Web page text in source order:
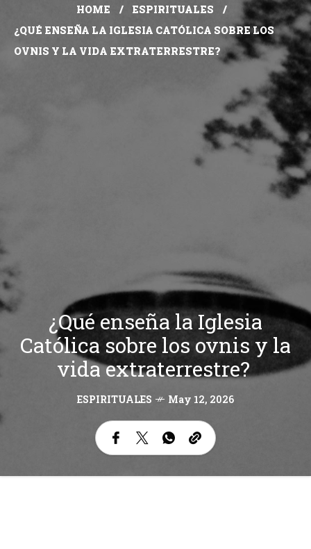
HOME
ESPIRITUALES
¿QUÉ ENSEÑA LA IGLESIA CATÓLICA SOBRE LOS
OVNIS Y LA VIDA EXTRATERRESTRE?
¿Qué enseña la Iglesia
Católica sobre los ovnis y la
vida extraterrestre?
ESPIRITUALES May 12, 2026